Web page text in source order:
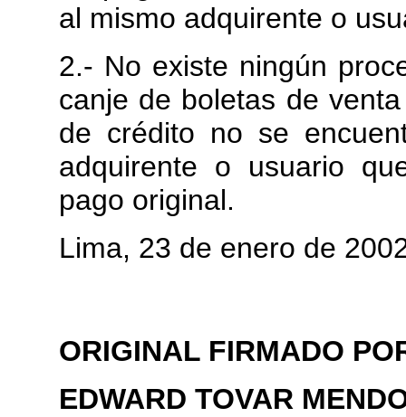
al mismo adquirente o
2.- No existe ningún
canje de boletas de
de crédito no se
adquirente o usuario
pago original.
Lima, 23 de enero de
ORIGINAL FIRMADO
EDWARD TOVAR